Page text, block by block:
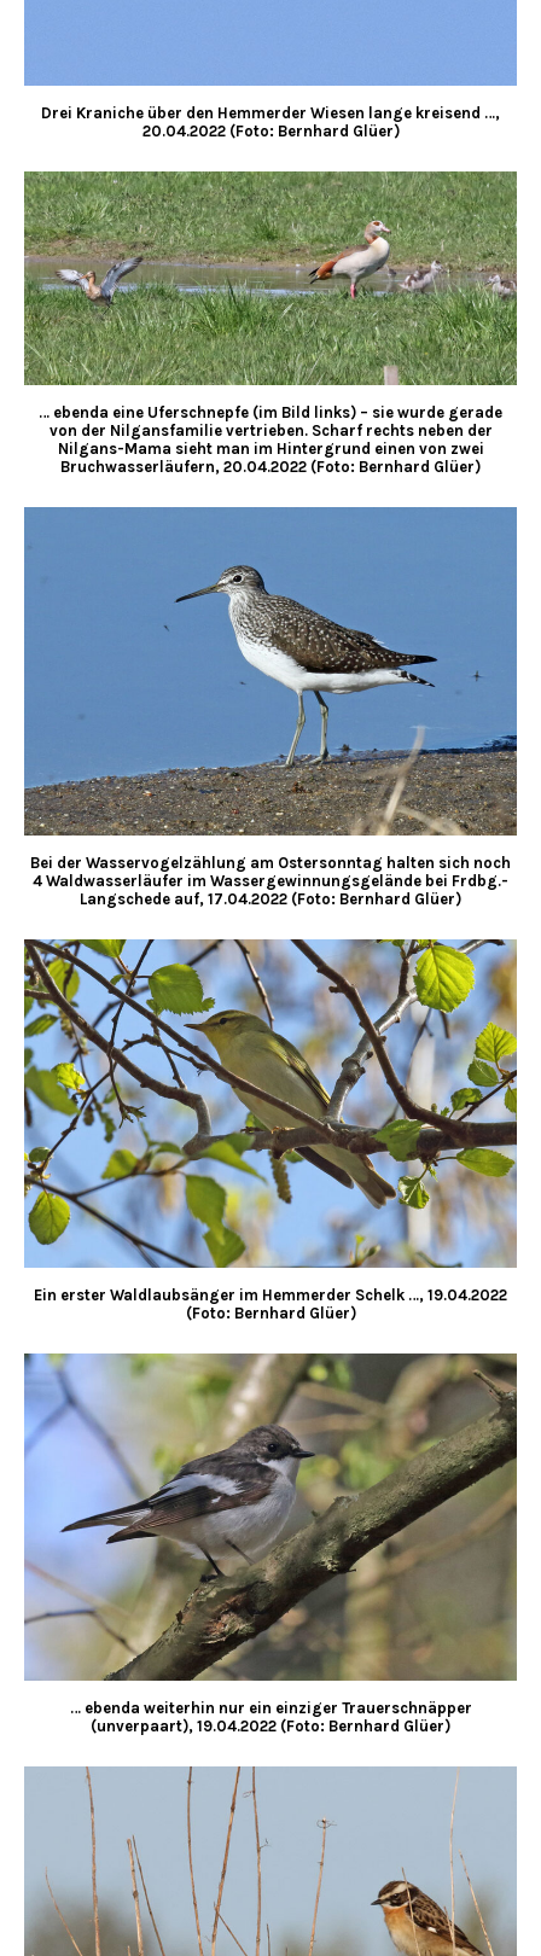
Drei Kraniche über den Hemmerder Wiesen lange kreisend …,
20.04.2022 (Foto: Bernhard Glüer)
… ebenda eine Uferschnepfe (im Bild links) – sie wurde gerade
von der Nilgansfamilie vertrieben. Scharf rechts neben der
Nilgans-Mama sieht man im Hintergrund einen von zwei
Bruchwasserläufern, 20.04.2022 (Foto: Bernhard Glüer)
Bei der Wasservogelzählung am Ostersonntag halten sich noch
4 Waldwasserläufer im Wassergewinnungsgelände bei Frdbg.-
Langschede auf, 17.04.2022 (Foto: Bernhard Glüer)
Ein erster Waldlaubsänger im Hemmerder Schelk …, 19.04.2022
(Foto: Bernhard Glüer)
… ebenda weiterhin nur ein einziger Trauerschnäpper
(unverpaart), 19.04.2022 (Foto: Bernhard Glüer)